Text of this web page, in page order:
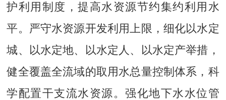
护利用制度，提高水资源节约集约利用水
平。严守水资源开发利用上限，细化以水定
城、以水定地、以水定人、以水定产举措，
健全覆盖全流域的取用水总量控制体系，科
学配置干支流水资源。强化地下水水位管